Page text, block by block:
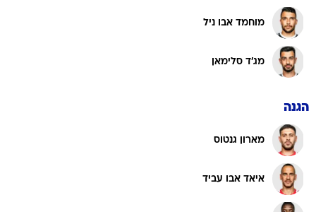
מוחמד אבו ניל
מג'ד סלימאן
הגנה
מארון גנטוס
איאד אבו עביד